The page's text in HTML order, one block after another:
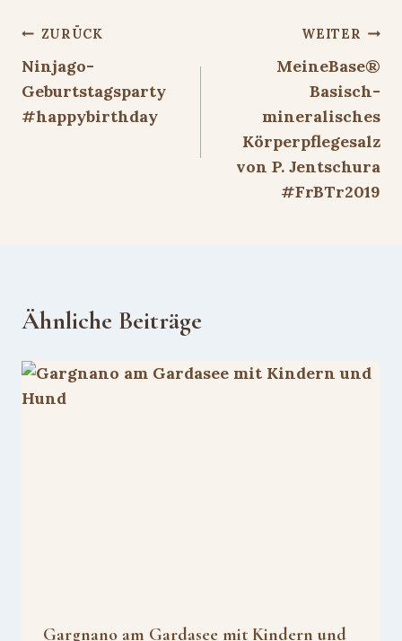
Beitragsnavigation
ZURÜCK
Ninjago-
Geburtstagsparty
#happybirthday
WEITER
MeineBase®
Basisch-
mineralisches
Körperpflegesalz
von P. Jentschura
#FrBTr2019
Ähnliche Beiträge
Gargnano am Gardasee mit Kindern und